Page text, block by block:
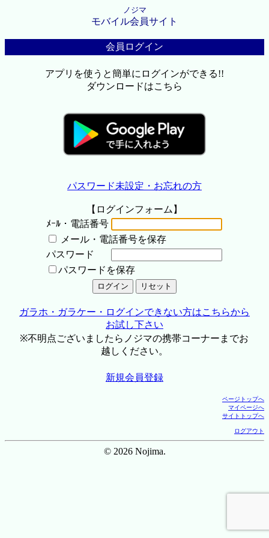
ノジマ
モバイル会員サイト
会員ログイン
アプリを使うと簡単にログインができる!!
ダウンロードはこちら
パスワード未設定・お忘れの方
【ログインフォーム】
ﾒｰﾙ・電話番号
メール・電話番号を保存
パスワード
パスワードを保存
ガラホ・ガラケー・ログインできない方はこちらから
お試し下さい
※不明点ございましたらノジマの携帯コーナーまでお
越しください。
新規会員登録
ページトップへ
マイページへ
サイトトップへ
ログアウト
© 2026 Nojima.